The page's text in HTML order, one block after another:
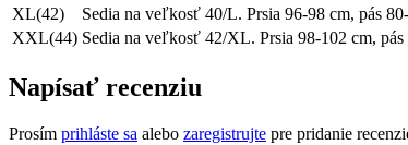
XL(42)
Sedia na veľkosť 40/L. Prsia 96-98 cm, pás
XXL(44) Sedia na veľkosť 42/XL. Prsia 98-102 cm,
Napísať recenziu
Prosím prihláste sa alebo zaregistrujte pre pridanie